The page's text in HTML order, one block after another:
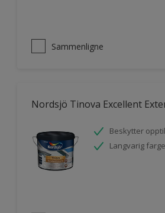
Sammenligne
Nordsjö Tinova Excellent
Beskytter
Langvarig